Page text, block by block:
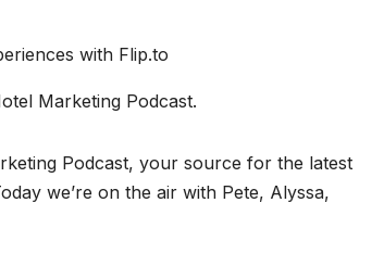
with Flip.to
Marketing Podcast.
Podcast, your source for the latest
we’re on the air with Pete, Alyssa,